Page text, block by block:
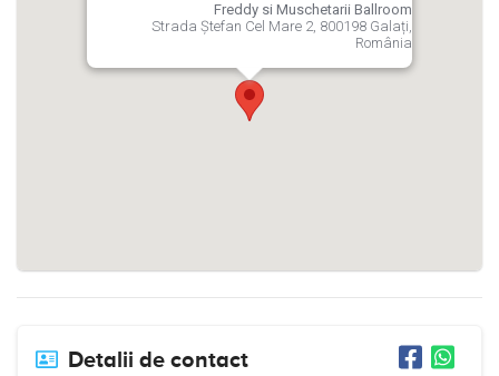
Freddy si Muschetarii Ballroom
Strada Ștefan Cel Mare 2, 800198 Galați,
România
Detalii de contact